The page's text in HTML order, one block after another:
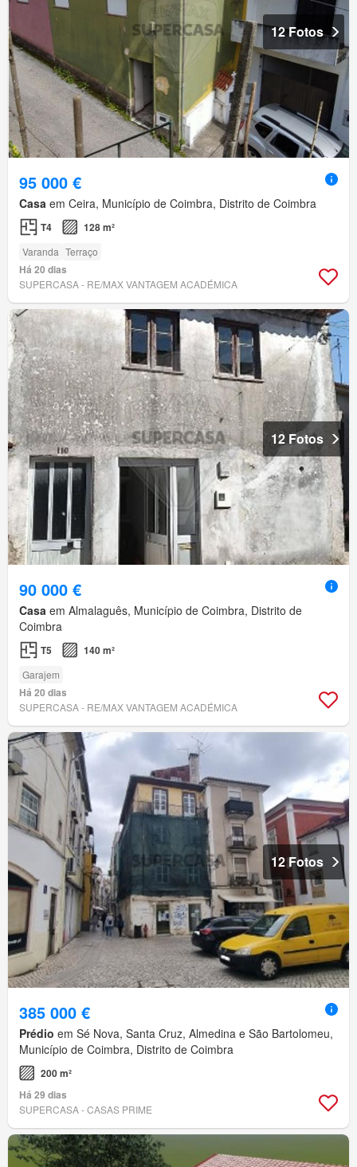
12 Fotos
95 000 €
Casa em Ceira, Município de Coimbra, Distrito de Coimbra
T4 128 m²
Varanda Terraço
Há 20 dias
SUPERCASA - RE/MAX VANTAGEM ACADÉMICA
12 Fotos
90 000 €
Casa em Almalaguês, Município de Coimbra, Distrito de
Coimbra
T5 140 m²
Garajem
Há 20 dias
SUPERCASA - RE/MAX VANTAGEM ACADÉMICA
12 Fotos
385 000 €
Prédio em Sé Nova, Santa Cruz, Almedina e São Bartolomeu,
Município de Coimbra, Distrito de Coimbra
200 m²
Há 29 dias
SUPERCASA - CASAS PRIME